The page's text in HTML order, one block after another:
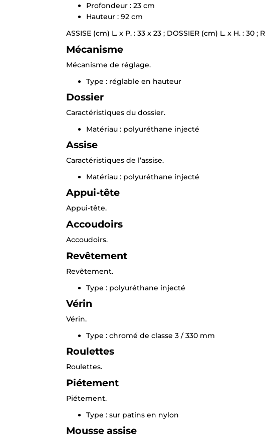
Profondeur : 23 cm
Hauteur : 92 cm
ASSISE (cm) L. x P. : 33 x 23 ; DOSSIER (cm) L. x H. : 30 ;
Mécanisme
Mécanisme de réglage.
Type : réglable en hauteur
Dossier
Caractéristiques du dossier.
Matériau : polyuréthane injecté
Assise
Caractéristiques de l’assise.
Matériau : polyuréthane injecté
Appui-tête
Appui-tête.
Accoudoirs
Accoudoirs.
Revêtement
Revêtement.
Type : polyuréthane injecté
Vérin
Vérin.
Type : chromé de classe 3 / 330 mm
Roulettes
Roulettes.
Piétement
Piétement.
Type : sur patins en nylon
Mousse assise